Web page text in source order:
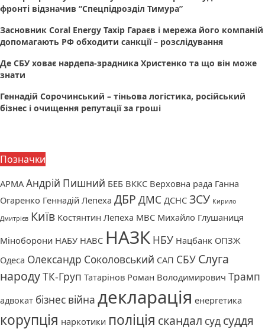
фронті відзначив “Спецпідрозділ Тимура”
Засновник Coral Energy Тахір Гараєв і мережа його компаній
допомагають РФ обходити санкції – розслідування
Де СБУ ховає нардепа-зрадника Христенко та що він може
знати
Геннадій Сорочинський – тіньова логістика, російський
бізнес і очищення репутації за гроші
Позначки
АРМА Андрій Пишний БЕБ ВККС Верховна рада Ганна
Огаренко Геннадій Лепеха ДБР ДМС ДСНС ЗСУ Кирило
Дмитрієв Київ Костянтин Лепеха МВС Михайло Глушаниця
Міноборони НАБУ НАВС НАЗК НБУ Нацбанк ОПЗЖ
Одеса Олександр Соколовський САП СБУ Слуга
народуТК-Груп Татарінов Роман Володимирович Трамп
адвокат бізнес війна декларація енергетика
корупція наркотики поліція скандал суд суддя